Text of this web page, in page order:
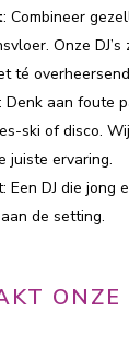
: Combineer
Onze
té
: Denk aan foute
ski of disco.
juiste ervaring.
Een DJ die jong
de setting.
ONZE